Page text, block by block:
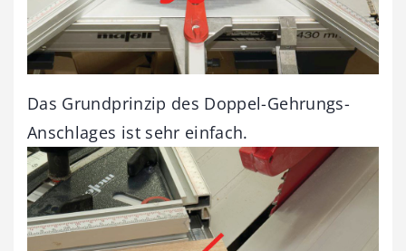
Das Grundprinzip des Doppel-Gehrungs-
Anschlages ist sehr einfach.